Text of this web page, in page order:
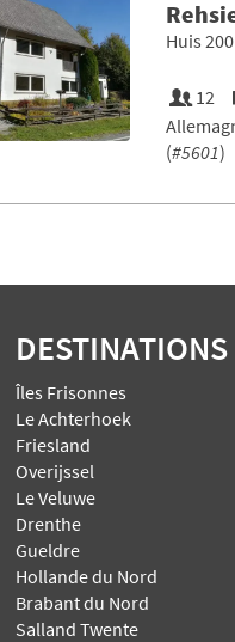
Huis
12
(#5601)
DESTINATIONS
Îles Frisonnes
Le Achterhoek
Friesland
Overijssel
Le Veluwe
Drenthe
Gueldre
Hollande du Nord
Brabant du Nord
Salland Twente